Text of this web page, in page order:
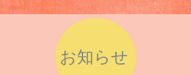
お知らせ